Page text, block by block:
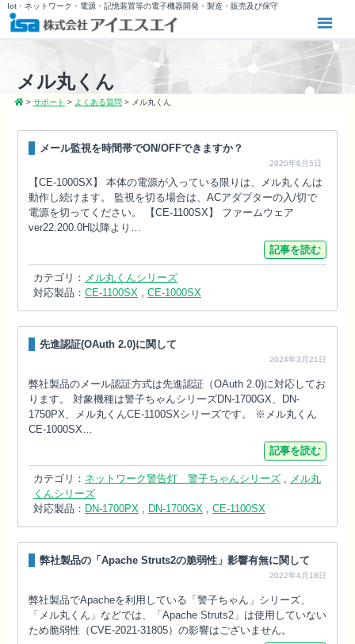
Iot・ネットワーク・電源・記憶装置等の電子機器開発・製造・販売及び保守
メル丸くん
> サポート > よくある質問 > メル丸くん
メール監視を時間帯でON/OFFできますか？
2020年6月5日
【CE-1000SX】 本体の電源が入っている限りは、メル丸くんは
動作し続けます。 監視を切る場合は、ACアダプターの入/切で
電源を切ってください。 【CE-1100SX】 ファームウェア
ver22.200.0H以降より…
記事を読む
カテゴリ： メル丸くんシリーズ
対応製品： CE-1100SX, CE-1000SX
先進認証(OAuth 2.0)に関して
2024年3月21日
弊社製品のメール認証方式は先進認証（OAuth 2.0)に対応してお
ります。 対象機種は警子ちゃんシリーズDN-1700GX、DN-
1750PX、メル丸くんCE-1100SXシリーズです。 ※メル丸くん
CE-1000SX…
記事を読む
カテゴリ： ネットワーク警告灯 警子ちゃんシリーズ, メル丸
くんシリーズ
対応製品： DN-1700PX, DN-1700GX, CE-1100SX
弊社製品の「Apache Struts2の脆弱性」影響有無に関して
2022年4月18日
弊社製品でApacheを利用している「警子ちゃん」シリーズ、
「メル丸くん」などでは、「Apache Struts2」は使用していない
ため脆弱性（CVE-2021-31805）の影響はございません。